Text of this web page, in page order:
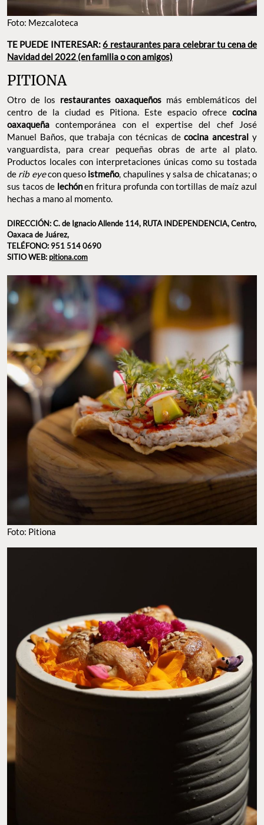
Foto: Mezcaloteca
TE PUEDE INTERESAR:6 restaurantes para celebrar tu cena de
Navidad del 2022 (en familia o con amigos)
PITIONA
Otro de los restaurantes oaxaqueños más emblemáticos del
centro de la ciudad es Pitiona. Este espacio ofrece cocina
oaxaqueña contemporánea con el expertise del chef José
Manuel Baños, que trabaja con técnicas decocina ancestral y
vanguardista, para crear pequeñas obras de arte al plato.
Productos locales con interpretaciones únicas como su tostada
de rib eyecon queso istmeño, chapulines y salsa de chicatanas; o
sus tacos de lechónen fritura profunda con tortillas de maíz azul
hechas a mano al momento.
DIRECCIÓN: C. de Ignacio Allende 114, RUTA INDEPENDENCIA, Centro,
Oaxaca de Juárez,
TELÉFONO: 951 514 0690
SITIO WEB: pitiona.com
Foto: Pitiona